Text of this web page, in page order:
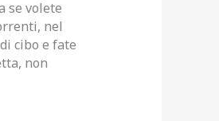
se volete
nel
cibo e fate
non